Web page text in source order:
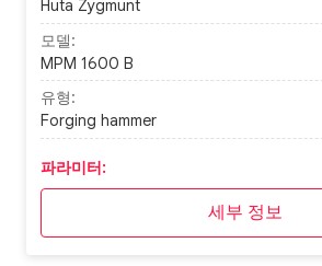
Huta Zygmunt
모델:
MPM 1600 B
유형:
Forging hammer
파라미터:
세부 정보